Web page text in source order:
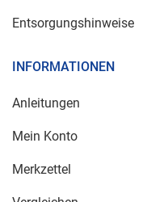
Entsorgungshinweise
INFORMATIONEN
Anleitungen
Mein Konto
Merkzettel